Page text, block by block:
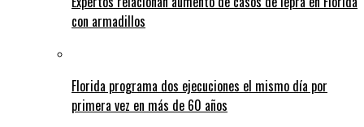
con armadillos
Florida programa dos ejecuciones el mismo día por
primera vez en más de 60 años